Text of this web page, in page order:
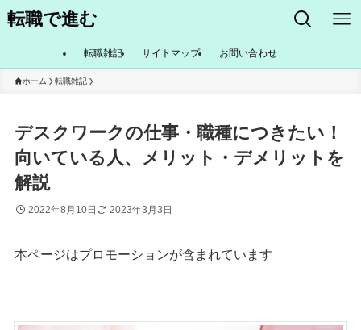
転職で進む
転職雑記 サイトマップ お問い合わせ
ホーム 転職雑記
デスクワークの仕事・職種につきたい！
向いている人、メリット・デメリットを
解説
2022年8月10日 2023年3月3日
本ページはプロモーションが含まれています